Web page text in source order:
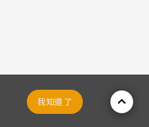
我知道了